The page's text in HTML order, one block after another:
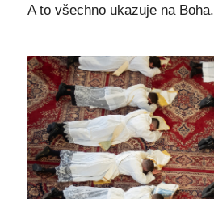
A to všechno ukazuje na Boha.